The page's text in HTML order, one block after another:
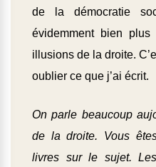
de la démocratie
évidemment bien
illusions de la droite.
oublier ce que j’ai écrit.
On parle beaucoup
de la droite. Vous
livres sur le sujet.